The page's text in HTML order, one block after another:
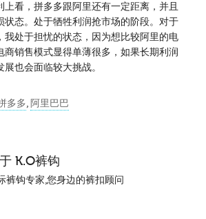
上看，拼多多跟阿里还有一定距离，并且
状态。处于牺牲利润抢市场的阶段。对于
我处于担忧的状态，因为想比较阿里的电
商销售模式显得单薄很多，如果长期利润
也会面临较大挑战。
多多, 阿里巴巴
K.O裤钩
裤钩专家,您身边的裤扣顾问